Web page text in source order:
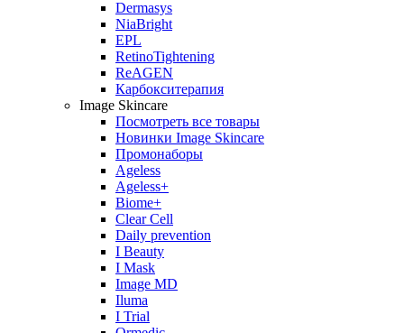
Dermasys
NiaBright
EPL
RetinoTightening
ReAGEN
Карбокситерапия
Image Skincare
Посмотреть все товары
Новинки Image Skincare
Промонаборы
Ageless
Ageless+
Biome+
Clear Cell
Daily prevention
I Beauty
I Mask
Image MD
Iluma
I Trial